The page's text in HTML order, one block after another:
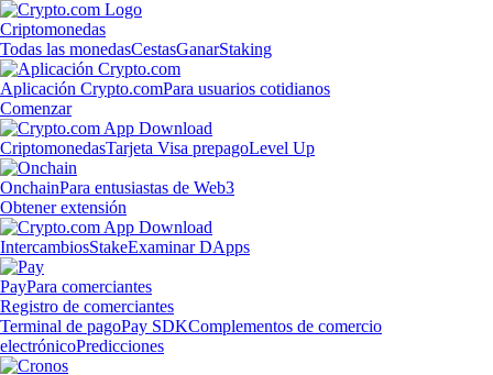
Criptomonedas
Todas las monedasCestasGanarStaking
Aplicación Crypto.comPara usuarios cotidianos
Comenzar
CriptomonedasTarjeta Visa prepagoLevel Up
OnchainPara entusiastas de Web3
Obtener extensión
IntercambiosStakeExaminar DApps
PayPara comerciantes
Registro de comerciantes
Terminal de pagoPay SDKComplementos de comercio
electrónicoPredicciones